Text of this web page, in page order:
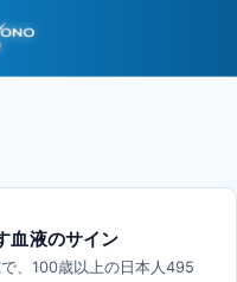
血液のサイン
、100歳以上の日本人495